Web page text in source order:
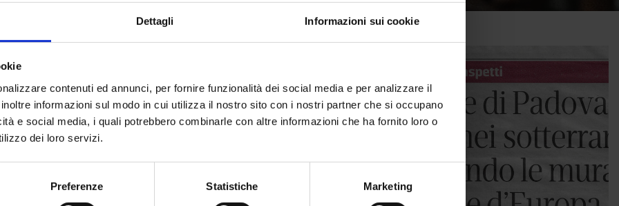
Dettagli Informazioni sui cookie
contenuti ed annunci, per fornire funzionalità dei social media e per analizzare il
informazioni sul modo in cui utilizza il nostro sito con i nostri partner che si occupano
e social media, i quali potrebbero combinarle con altre informazioni che ha fornito loro o
dei loro servizi.
Preferenze Statistiche Marketing
Rassegna stampa
sotterranea”:
articolo sul